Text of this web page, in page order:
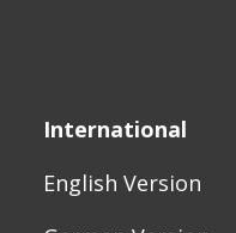
International
English Version